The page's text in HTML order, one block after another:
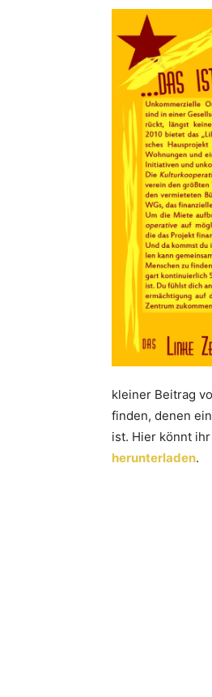
kleiner Beitrag
finden, denen
ist. Hier könnt
herunterladen.